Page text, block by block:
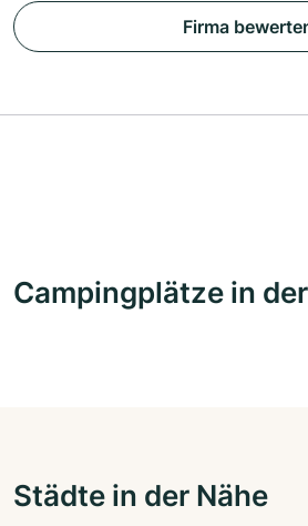
Firma
Campingplätze in
Städte in der Nähe